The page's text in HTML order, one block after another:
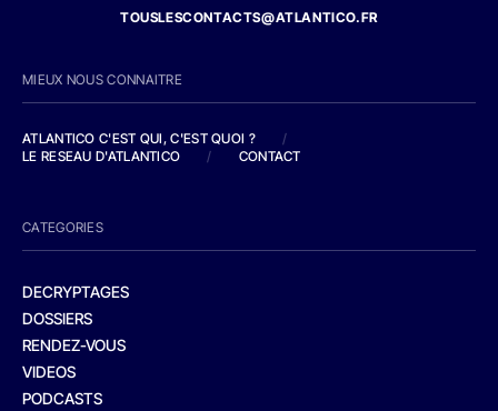
TOUSLESCONTACTS@ATLANTICO.FR
MIEUX NOUS CONNAITRE
ATLANTICO C'EST QUI, C'EST QUOI ?
/
LE RESEAU D'ATLANTICO
/ CONTACT
CATEGORIES
DECRYPTAGES
DOSSIERS
RENDEZ-VOUS
VIDEOS
PODCASTS